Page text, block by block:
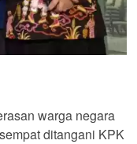
warga negara
ditangani KPK